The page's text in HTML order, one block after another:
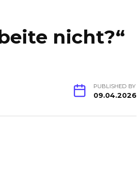
nicht?“
PUBLISHED BY
09.04.2026